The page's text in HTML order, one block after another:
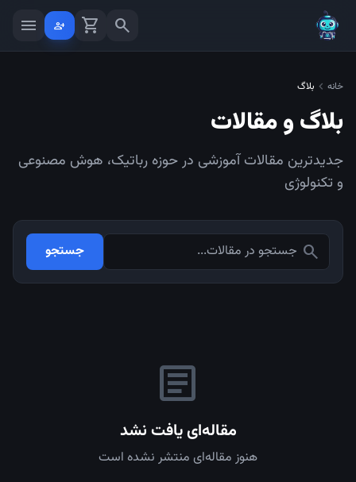
search
shopping_cart
person_add
menu
خانه chevron_left بلاگ
بلاگ و مقالات
جدیدترین مقالات آموزشی در حوزه رباتیک، هوش مصنوعی
و تکنولوژی
search جستجو
article
مقاله‌ای یافت نشد
هنوز مقاله‌ای منتشر نشده است